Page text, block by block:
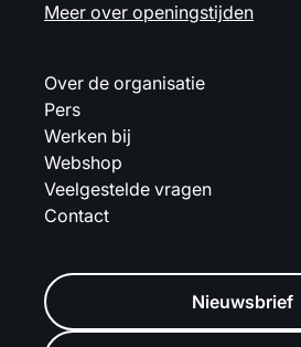
Meer over openingstijden
Over de organisatie
Pers
Werken bij
Webshop
Veelgestelde vragen
Contact
Nieuwsbrief